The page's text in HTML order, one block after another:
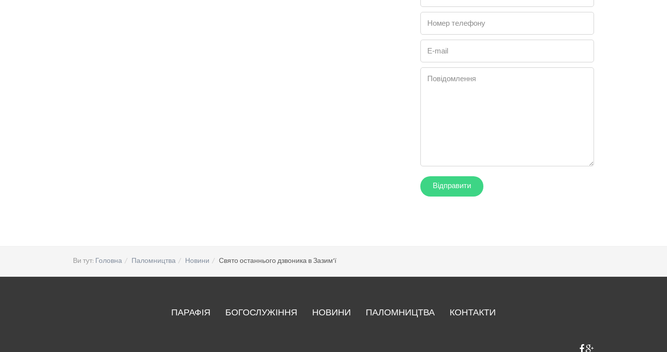
Номер телефону
E-mail
Повідомлення
Ви тут: Головна Паломництва Новини Свято останнього дзвоника в Зазим'ї
ПАРАФІЯ БОГОСЛУЖІННЯ НОВИНИ ПАЛОМНИЦТВА КОНТАКТИ